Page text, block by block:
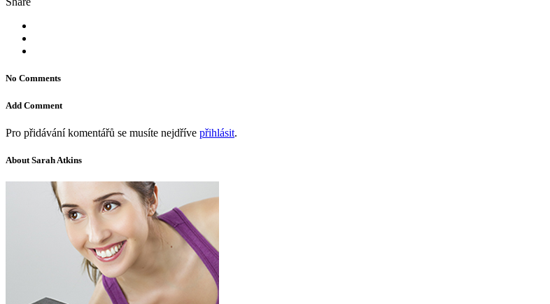
No Comments
Add Comment
Pro přidávání komentářů se musíte nejdříve přihlásit.
About Sarah Atkins